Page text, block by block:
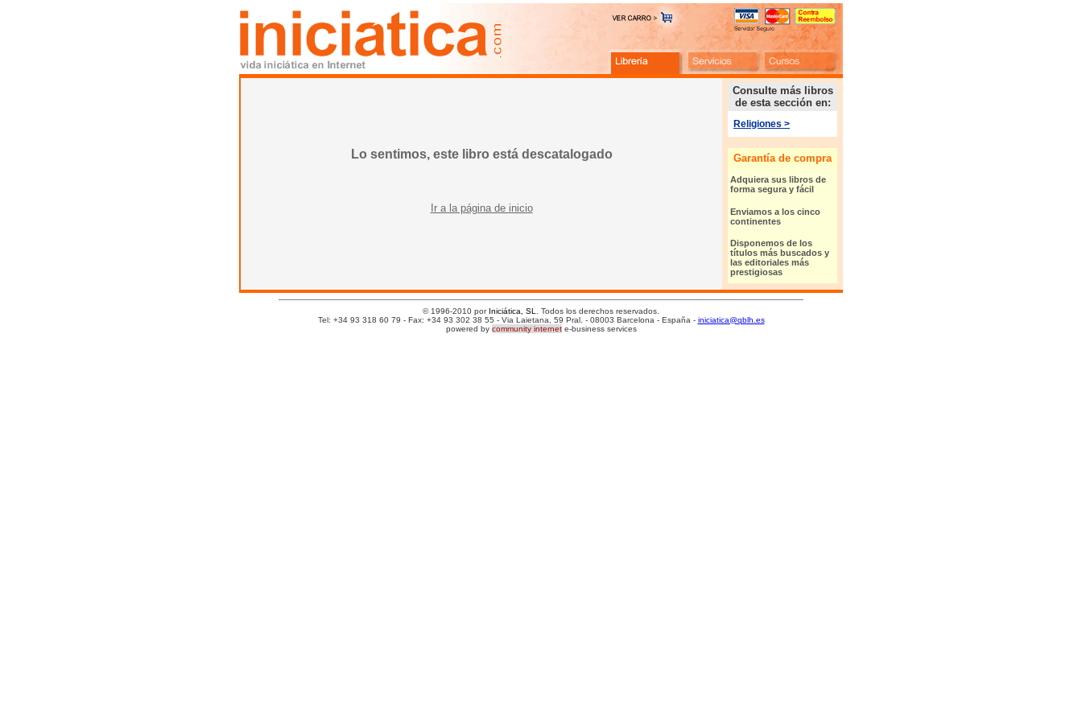
Lo sentimos, este libro está descatalogado
Ir a la página de inicio
Consulte más libros
de esta sección en:
Religiones >
Garantía de compra
Adquiera sus libros de
forma segura y fácil
Enviamos a los cinco
continentes
Disponemos de los
títulos más buscados y
las editoriales más
prestigiosas
© 1996-2010 por Iniciática, SL
. Todos los derechos reservados.
Tel: +34 93 318 60 79 - Fax: +34 93 302 38 55 - Via Laietana, 59 Pral. - 08003 Barcelona - España - iniciatica@qblh.es
powered by community internete-business services